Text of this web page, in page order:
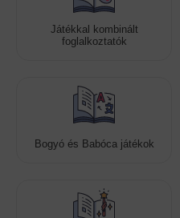
Játékkal kombinált
foglalkoztatók
Bogyó és Babóca játékok